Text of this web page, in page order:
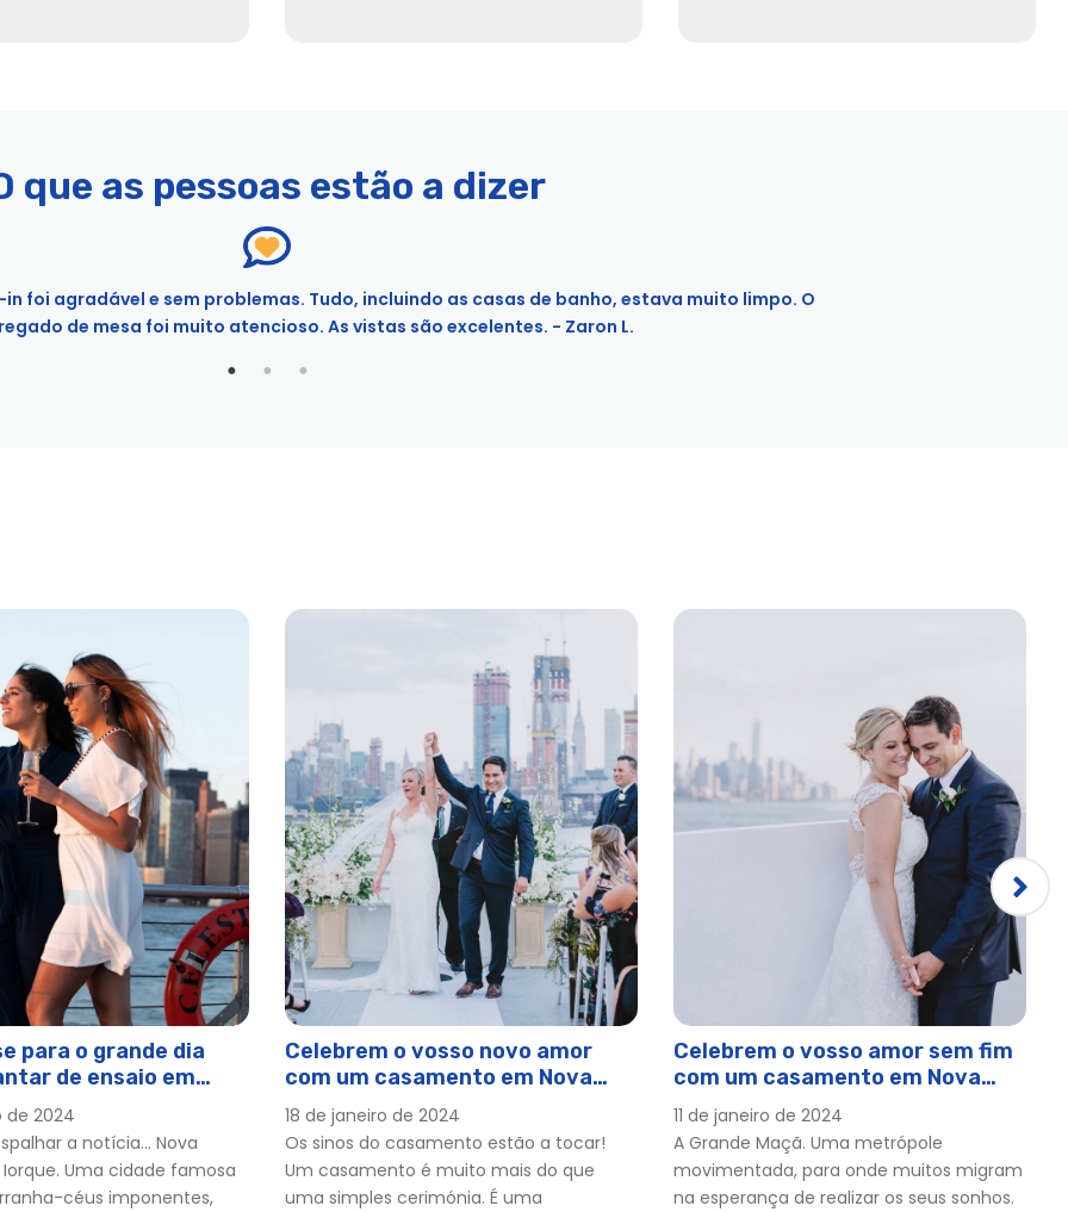
na cidade
| City Experiences
Novo | City Cruises™
Natal | City Cruises™
Cruises™
| City Cruises™
York | City Cruises™
Cruises™
Cruises™
| City Cruises™
de Fogos de Artifício
| City Cruises™
Mãe
Brunch à Tarde | City Cruises™
| City Cruises™
| City Cruises™
que as pessoas estão a dizer
foi agradável e sem problemas. Tudo, incluindo as casas de banho, estava muito limpo. O
de mesa foi muito atencioso. As vistas são excelentes. - Zaron L.
para o grande dia
de ensaio em
de 2024
a notícia... Nova
Iorque. Uma cidade famosa
céus imponentes,
Celebrem o vosso novo amor
com um casamento em Nova
Jérsia
18 de janeiro de 2024
Os sinos do casamento estão a tocar!
Um casamento é muito mais do que
uma simples cerimónia. É uma
Celebrem o vosso amor sem fim
com um casamento em Nova
Iorque
11 de janeiro de 2024
A Grande Maçã. Uma metrópole
movimentada, para onde muitos migram
na esperança de realizar os seus sonhos.